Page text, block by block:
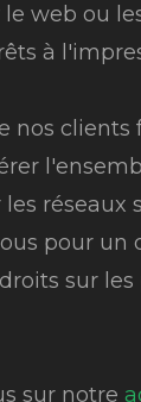
web ou
à
nos clients
réseaux
pour un
sur
sur notre